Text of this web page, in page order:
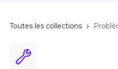
Toutes les collections